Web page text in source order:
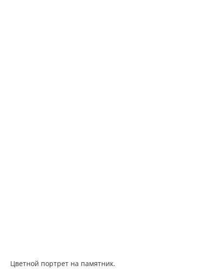
Цветной портрет на памятник.